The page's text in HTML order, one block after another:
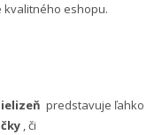
kvalitného eshopu.
predstavuje ľahko
, či